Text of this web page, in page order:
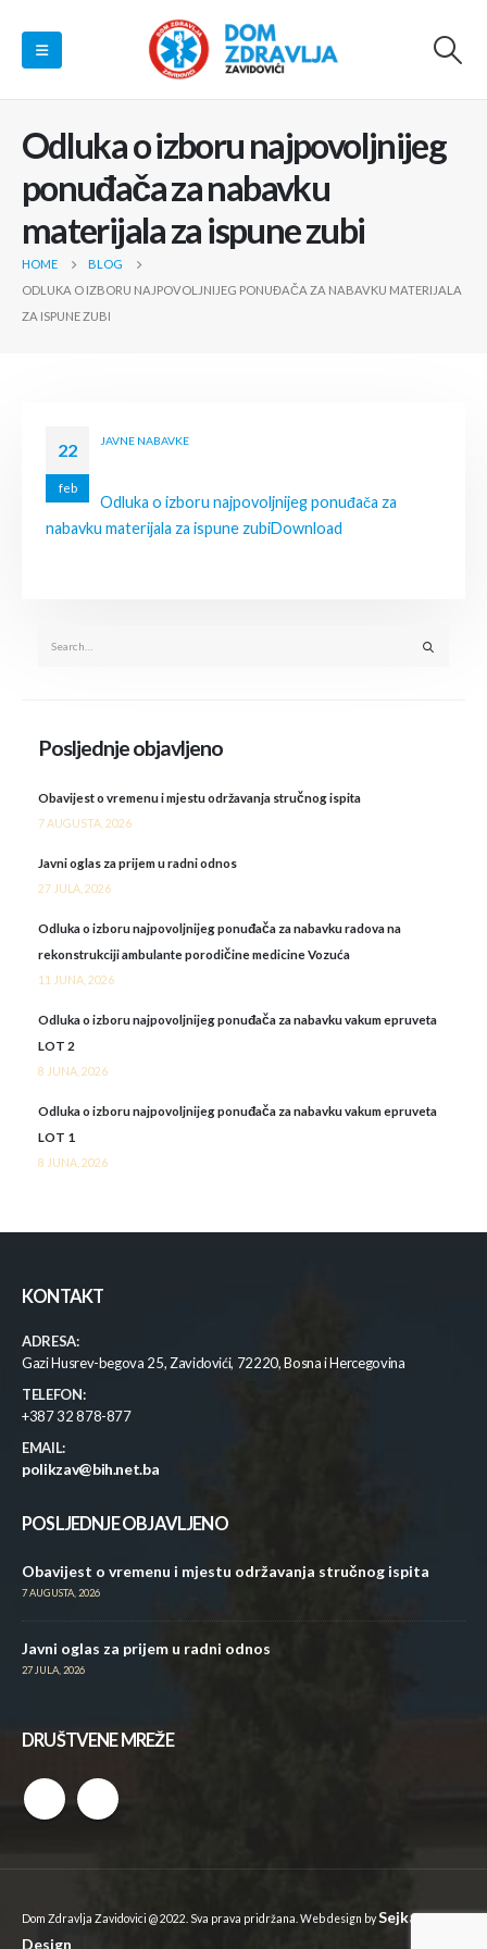
Odluka o izboru najpovoljnijeg
ponuđača za nabavku
materijala za ispune zubi
HOME
BLOG
ODLUKA O IZBORU NAJPOVOLJNIJEG PONUĐAČA ZA NABAVKU MATERIJALA
ZA ISPUNE ZUBI
22
feb
JAVNE NABAVKE
Odluka o izboru najpovoljnijeg ponuđača za
nabavku materijala za ispune zubiDownload
Posljednje objavljeno
Obavijest o vremenu i mjestu održavanja stručnog ispita
7 AUGUSTA, 2026
Javni oglas za prijem u radni odnos
27 JULA, 2026
Odluka o izboru najpovoljnijeg ponuđača za nabavku radova na
rekonstrukciji ambulante porodičine medicine Vozuća
11 JUNA, 2026
Odluka o izboru najpovoljnijeg ponuđača za nabavku vakum epruveta
LOT 2
8 JUNA, 2026
Odluka o izboru najpovoljnijeg ponuđača za nabavku vakum epruveta
LOT 1
8 JUNA, 2026
KONTAKT
ADRESA:
Gazi Husrev-begova 25, Zavidovići, 72220, Bosna i Hercegovina
TELEFON:
+387 32 878-877
EMAIL:
polikzav@bih.net.ba
POSLJEDNJE OBJAVLJENO
Obavijest o vremenu i mjestu održavanja stručnog ispita
7 AUGUSTA, 2026
Javni oglas za prijem u radni odnos
27 JULA, 2026
DRUŠTVENE MREŽE
Dom Zdravlja Zavidovici @ 2022. Sva prava pridržana. Web design bySejkan
Design